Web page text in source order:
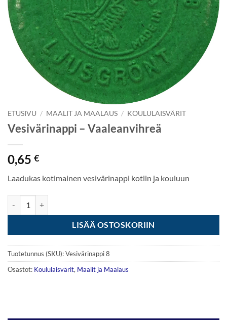
ETUSIVU / MAALIT JA MAALAUS / KOULULAISVÄRIT
Vesivärinappi – Vaaleanvihreä
0,65 €
Laadukas kotimainen vesivärinappi kotiin ja kouluun
LISÄÄ OSTOSKORIIN
Tuotetunnus (SKU):Vesivärinappi 8
Osastot: Koululaisvärit, Maalit ja Maalaus